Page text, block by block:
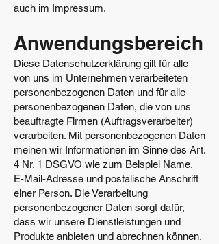
auch im Impressum.
Anwendungsbereich
Diese Datenschutzerklärung gilt für alle
von uns im Unternehmen verarbeiteten
personenbezogenen Daten und für alle
personenbezogenen Daten, die von uns
beauftragte Firmen (Auftragsverarbeiter)
verarbeiten. Mit personenbezogenen Daten
meinen wir Informationen im Sinne des Art.
4 Nr. 1 DSGVO wie zum Beispiel Name,
E-Mail-Adresse und postalische Anschrift
einer Person. Die Verarbeitung
personenbezogener Daten sorgt dafür,
dass wir unsere Dienstleistungen und
Produkte anbieten und abrechnen können,